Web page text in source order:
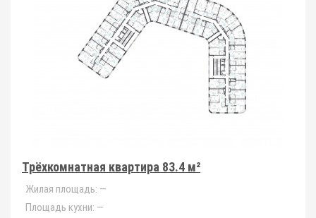
Трёхкомнатная квартира 83.4 м²
Жилая площадь: —
Площадь кухни: —